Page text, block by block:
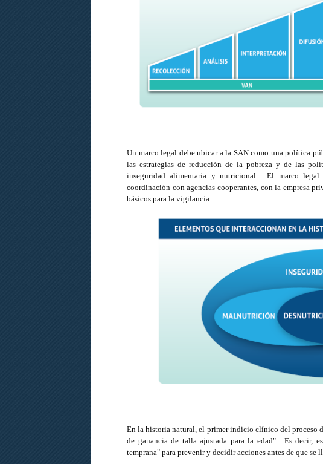
Un marco legal debe ubicar a la SAN como una política
las estrategias de reducción de la pobreza y de las
inseguridad alimentaria y nutricional. El marco
coordinación con agencias cooperantes, con la empresa
básicos para la vigilancia.
En la historia natural, el primer indicio clínico del proceso
de ganancia de talla ajustada para la edad". Es decir,
temprana" para prevenir y decidir acciones antes de que